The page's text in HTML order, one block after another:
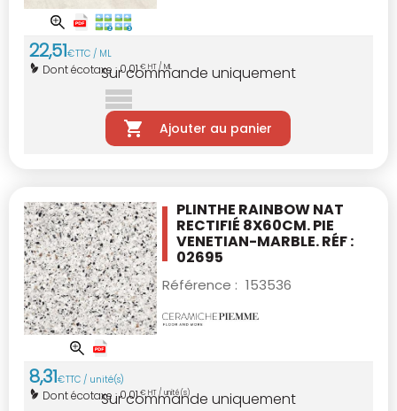
22,51€TTC / ML
Dont écotaxe :0,01€ HT / ML
Sur commande uniquement
Ajouter au panier
PLINTHE RAINBOW NAT
RECTIFIÉ 8X60CM.PIE
VENETIAN-MARBLE. RÉF :
02695
Référence : 153536
8,31€TTC / unité(s)
Dont écotaxe :0,01€ HT / unité(s)
Sur commande uniquement